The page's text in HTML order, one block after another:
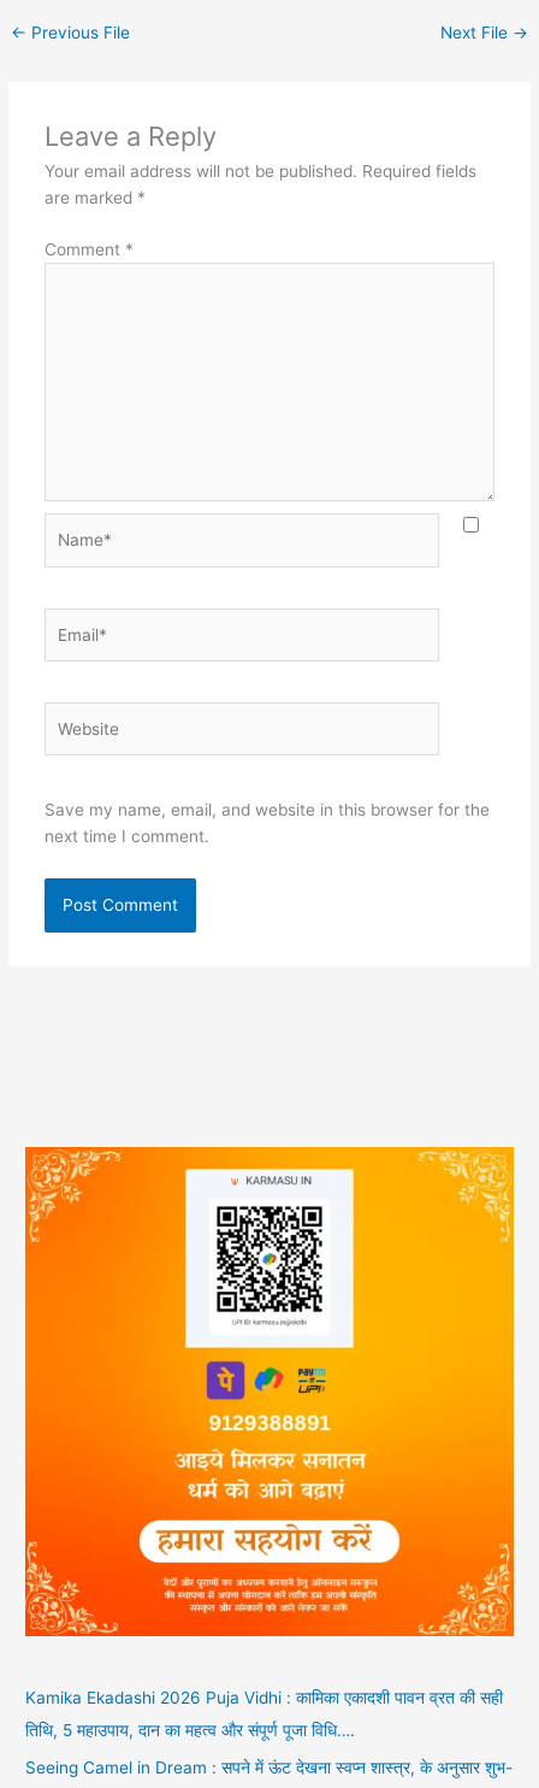
← Previous File Next File →
Leave a Reply
Your email address will not be published. Required fields
are marked *
Comment *
Save my name, email, and website in this browser for the
next time I comment.
Kamika Ekadashi 2026 Puja Vidhi : कामिका एकादशी पावन व्रत की सही
तिथि, 5 महाउपाय, दान का महत्व और संपूर्ण पूजा विधि….
Seeing Camel in Dream : सपने में ऊंट देखना स्वप्न शास्त्र, के अनुसार शुभ-